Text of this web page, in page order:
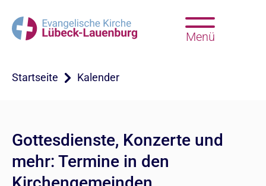
Menü
Startseite Kalender
Gottesdienste, Konzerte und
mehr: Termine in den